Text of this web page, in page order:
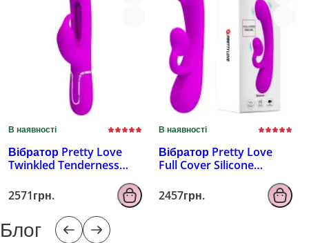
В наявності
Вібратор Pretty Love
Twinkled Tenderness
2571грн.
В наявності
Вібратор Pretty Love
Full Cover Silicone
2457грн.
Блог